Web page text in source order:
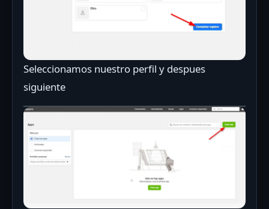
Seleccionamos nuestro perfil y despues
siguiente